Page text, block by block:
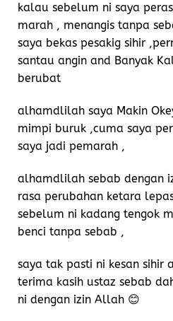
kalau sebelum ni saya
marah , menangis tanpa
saya bekas pesakig sihir
santau angin and Banyak
berubat
alhamdlilah saya Makin
mimpi buruk ,cuma saya
saya jadi pemarah ,
alhamdlilah sebab dengan
rasa perubahan ketara
sebelum ni kadang tengok
benci tanpa sebab ,
saya tak pasti ni kesan sihir
terima kasih ustaz sebab
ni dengan izin Allah 😊